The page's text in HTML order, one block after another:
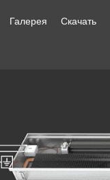
Галерея Скачать